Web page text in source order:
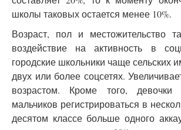
школы таковых остается менее 10%.
Возраст, пол и местожительство
воздействие на активность в
городские школьники чаще сельских
двух или более соцсетях.
возрастом. Кроме того,
мальчиков регистрироваться в
десятом классе больше одного